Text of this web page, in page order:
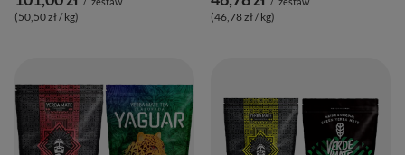
(50,50 zł / kg) (46,78 zł / kg)